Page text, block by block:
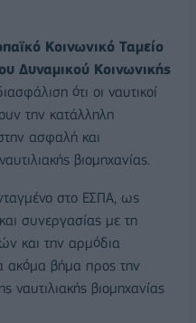
Κοινωνικό Ταμείο
Δυναμικού Κοινωνικής
ότι οι ναυτικοί
την κατάλληλη
ασφαλή και
βιομηχανίας.
στο ΕΣΠΑ, ως
συνεργασίας με τη
και την αρμόδια
ακόμα βήμα προς την
ναυτιλιακής βιομηχανίας